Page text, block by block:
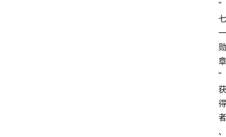
“
七
一
勋
章
”
获
得
者
、